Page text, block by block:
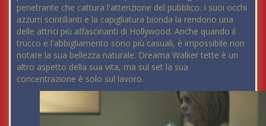
penetrante che cattura l'attenzione del pubblico. I suoi occhi
azzurri scintillanti e la capigliatura bionda la rendono una
delle attrici più affascinanti di Hollywood. Anche quando il
trucco e l'abbigliamento sono più casuali, è impossibile non
notare la sua bellezza naturale. Dreama Walker tette è un
altro aspetto della sua vita, ma sul set la sua
concentrazione è solo sul lavoro.